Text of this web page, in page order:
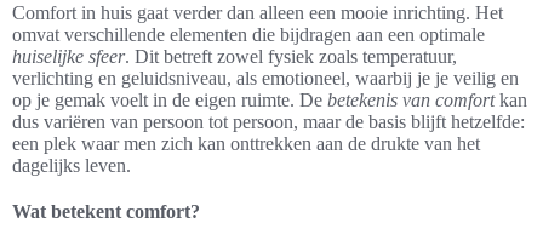
Comfort in huis gaat verder dan alleen een mooie inrichting. Het
omvat verschillende elementen die bijdragen aan een optimale
huiselijke sfeer. Dit betreft zowel fysiek zoals temperatuur,
verlichting en geluidsniveau, als emotioneel, waarbij je je veilig en
op je gemak voelt in de eigen ruimte. De betekenis van comfortkan
dus variëren van persoon tot persoon, maar de basis blijft hetzelfde:
een plek waar men zich kan onttrekken aan de drukte van het
dagelijks leven.
Wat betekent comfort?